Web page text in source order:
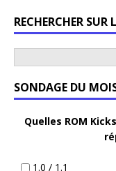
RECHERCHER SUR
SONDAGE DU
Quelles ROM
1.0 / 1.1